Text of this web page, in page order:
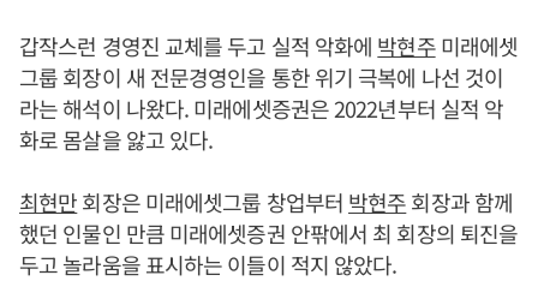
갑작스런 경영진 교체를 두고 실적 악화에 박현주미래에셋
그룹 회장이 새 전문경영인을 통한 위기 극복에 나선 것이
라는 해석이 나왔다. 미래에셋증권은 2022년부터 실적 악
화로 몸살을 앓고 있다.
최현만회장은 미래에셋그룹 창업부터 박현주회장과 함께
했던 인물인 만큼 미래에셋증권 안팎에서 최 회장의 퇴진을
두고 놀라움을 표시하는 이들이 적지 않았다.